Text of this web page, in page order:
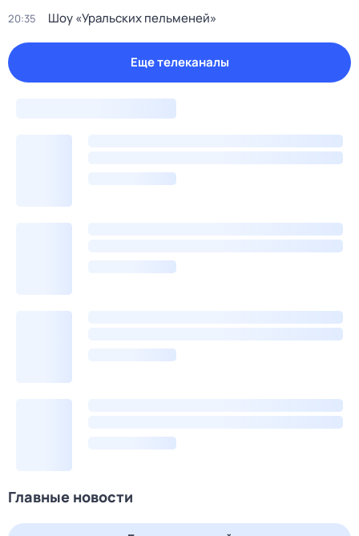
20:35 Шоу «Уральских пельменей»
Еще телеканалы
Главные новости